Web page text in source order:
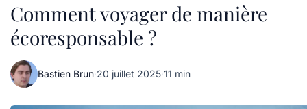
Comment voyager de manière
écoresponsable ?
Bastien Brun·20 juillet 2025·11 min